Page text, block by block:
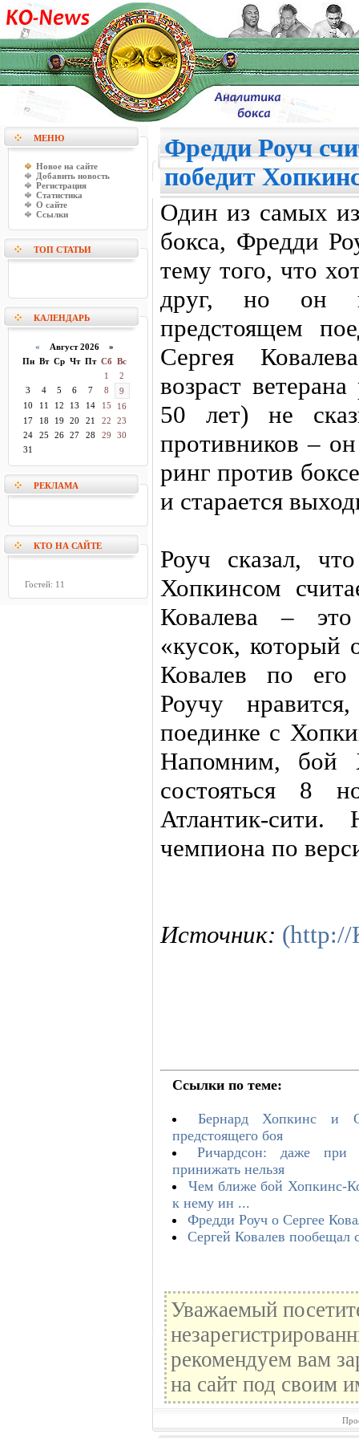
МЕНЮ
Новое на сайте
Добавить новость
Регистрация
Статистика
О сайте
Ссылки
ТОП СТАТЬИ
КАЛЕНДАРЬ
« Август 2026 »
Пн Вт Ср Чт Пт Сб Вс
1
2
3
4 5 6 7 8
9
10
11 12 13 14 15
16
17
18 19 20 21 22
23
24
25 26 27 28 29
30
31
РЕКЛАМА
КТО НА САЙТЕ
Гостей: 11
Фредди Роуч
победит
Один из самых
бокса, Фредди
тему того, что
друг, но он
предстоящем
Сергея
возраст
50 лет) не
противников –
ринг против
и старается
Роуч сказал,
Хопкинсом
Ковалева –
«кусок, который
Ковалев по
Роучу
поединке с
Напомним, бой
состояться 8
Атлантик-
чемпиона по
Источник: (http://
Ссылки по теме:
Бернард Хопкинс и
предстоящего боя
Ричардсон: даже при
принижать нельзя
Чем ближе бой Хопкинс-
к нему ин ...
Фредди Роуч о Сергее
Сергей Ковалев пообещал
Уважаемый
рекомендуем вам
на сайт под своим